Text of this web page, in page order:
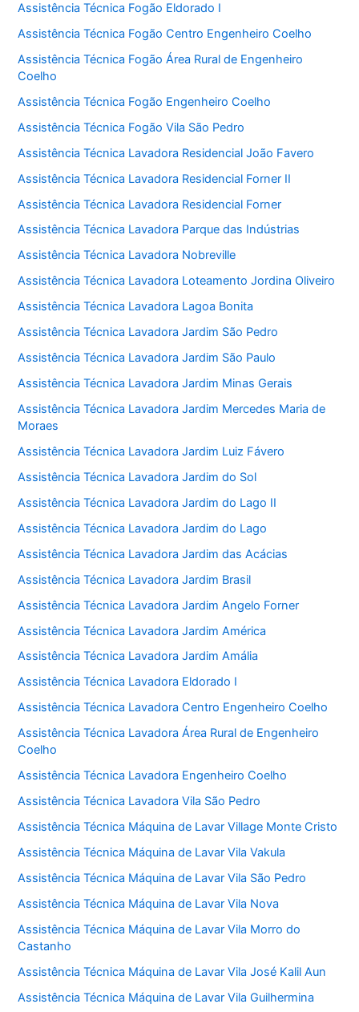
Assistência Técnica Fogão Eldorado I
Assistência Técnica Fogão Centro Engenheiro Coelho
Assistência Técnica Fogão Área Rural de Engenheiro
Coelho
Assistência Técnica Fogão Engenheiro Coelho
Assistência Técnica Fogão Vila São Pedro
Assistência Técnica Lavadora Residencial João Favero
Assistência Técnica Lavadora Residencial Forner II
Assistência Técnica Lavadora Residencial Forner
Assistência Técnica Lavadora Parque das Indústrias
Assistência Técnica Lavadora Nobreville
Assistência Técnica Lavadora Loteamento Jordina Oliveiro
Assistência Técnica Lavadora Lagoa Bonita
Assistência Técnica Lavadora Jardim São Pedro
Assistência Técnica Lavadora Jardim São Paulo
Assistência Técnica Lavadora Jardim Minas Gerais
Assistência Técnica Lavadora Jardim Mercedes Maria de
Moraes
Assistência Técnica Lavadora Jardim Luiz Fávero
Assistência Técnica Lavadora Jardim do Sol
Assistência Técnica Lavadora Jardim do Lago II
Assistência Técnica Lavadora Jardim do Lago
Assistência Técnica Lavadora Jardim das Acácias
Assistência Técnica Lavadora Jardim Brasil
Assistência Técnica Lavadora Jardim Angelo Forner
Assistência Técnica Lavadora Jardim América
Assistência Técnica Lavadora Jardim Amália
Assistência Técnica Lavadora Eldorado I
Assistência Técnica Lavadora Centro Engenheiro Coelho
Assistência Técnica Lavadora Área Rural de Engenheiro
Coelho
Assistência Técnica Lavadora Engenheiro Coelho
Assistência Técnica Lavadora Vila São Pedro
Assistência Técnica Máquina de Lavar Village Monte Cristo
Assistência Técnica Máquina de Lavar Vila Vakula
Assistência Técnica Máquina de Lavar Vila São Pedro
Assistência Técnica Máquina de Lavar Vila Nova
Assistência Técnica Máquina de Lavar Vila Morro do
Castanho
Assistência Técnica Máquina de Lavar Vila José Kalil Aun
Assistência Técnica Máquina de Lavar Vila Guilhermina